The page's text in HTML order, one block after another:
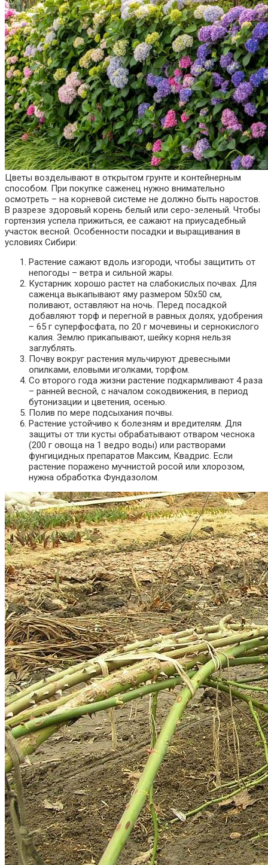
Цветы возделывают в открытом грунте и контейнерным
способом. При покупке саженец нужно внимательно
осмотреть – на корневой системе не должно быть наростов.
В разрезе здоровый корень белый или серо-зеленый. Чтобы
гортензия успела прижиться, ее сажают на приусадебный
участок весной. Особенности посадки и выращивания в
условиях Сибири:
Растение сажают вдоль изгороди, чтобы защитить от
непогоды – ветра и сильной жары.
Кустарник хорошо растет на слабокислых почвах. Для
саженца выкапывают яму размером 50х50 см,
поливают, оставляют на ночь. Перед посадкой
добавляют торф и перегной в равных долях, удобрения
– 65 г суперфосфата, по 20 г мочевины и сернокислого
калия. Землю прикапывают, шейку корня нельзя
заглублять.
Почву вокруг растения мульчируют древесными
опилками, еловыми иголками, торфом.
Со второго года жизни растение подкармливают 4 раза
– ранней весной, с началом сокодвижения, в период
бутонизации и цветения, осенью.
Полив по мере подсыхания почвы.
Растение устойчиво к болезням и вредителям. Для
защиты от тли кусты обрабатывают отваром чеснока
(200 г овоща на 1 ведро воды) или растворами
фунгицидных препаратов Максим, Квадрис. Если
растение поражено мучнистой росой или хлорозом,
нужна обработка Фундазолом.